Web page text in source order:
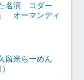
名演 コダー
オーマンディ
留米らーめん